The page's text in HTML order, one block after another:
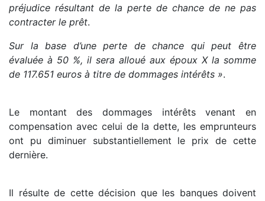
préjudice résultant de la perte de chance de ne pas
contracter le prêt.
Sur la base d’une perte de chance qui peut être
évaluée à 50 %, il sera alloué aux époux X la somme
de 117.651 euros à titre de dommages intérêts ».
Le montant des dommages intérêts venant en
compensation avec celui de la dette, les emprunteurs
ont pu diminuer substantiellement le prix de cette
dernière.
Il résulte de cette décision que les banques doivent